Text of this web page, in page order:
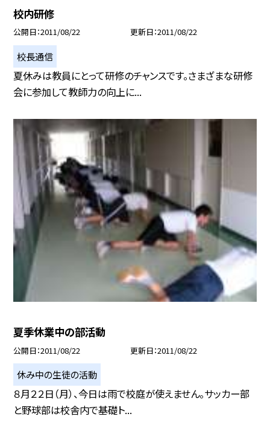
校内研修
公開日 2011/08/22 更新日 2011/08/22
校長通信
夏休みは教員にとって研修のチャンスです。さまざまな研修
会に参加して教師力の向上に...
夏季休業中の部活動
公開日 2011/08/22 更新日 2011/08/22
休み中の生徒の活動
８月２２日（月）、今日は雨で校庭が使えません。サッカー部
と野球部は校舎内で基礎ト...